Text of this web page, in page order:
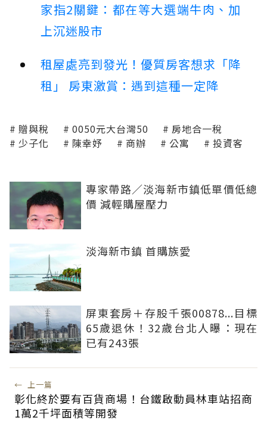
家指2關鍵：都在等大選端牛肉、加
上沉迷股市
租屋處亮到發光！優質房客想求「降
租」 房東激賞：遇到這種一定降
贈與稅 0050元大台灣50
房地合一稅
少子化
陳幸妤 商辦 公寓 投資客
專家帶路／淡海新市鎮低單價低總
價 減輕購屋壓力
淡海新市鎮 首購族愛
屏東套房＋存股千張00878...目標
65歲退休！32歲台北人曝：現在
已有243張
← 上一篇
彰化終於要有百貨商場！台鐵啟動員林車站招商
1萬2千坪面積等開發